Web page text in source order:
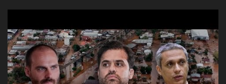
meio vai ter o seu terceiro ministro no comando, depois da
insensatez de Vélez e as loucuras ideológicas de Weintraub, parecia
que a ala influenciada por Olavo de Carvalho tinha perdido força
na gestão... Mas as mentiras de Carlos Alberto Decotelli podem
trazer mais problemas do que soluções a Educação brasileira,